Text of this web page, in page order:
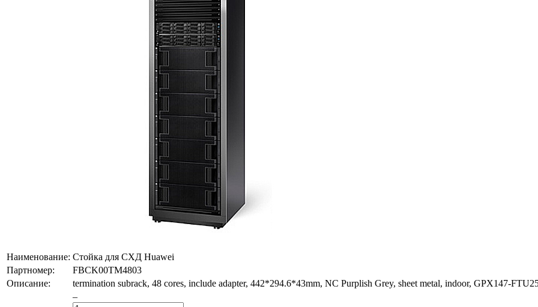
Наименование: Стойка для СХД Huawei
Партномер:
FBCK00TM4803
Описание:
termination subrack, 48 cores, include adapter, 442*294.6*43mm, NC Purplish Grey, sheet metal, indoor, GPX147-
–